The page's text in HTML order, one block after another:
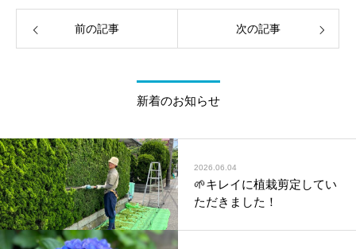
前の記事 次の記事
新着のお知らせ
2026.06.04
🌱キレイに植栽剪定してい
ただきました！